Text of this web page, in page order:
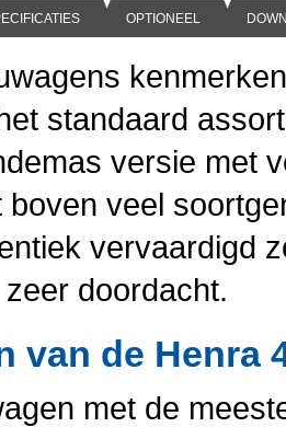
OPTIONEEL
standaard
versie met
veel
vervaardigd
doordacht.
van de Henra
met de